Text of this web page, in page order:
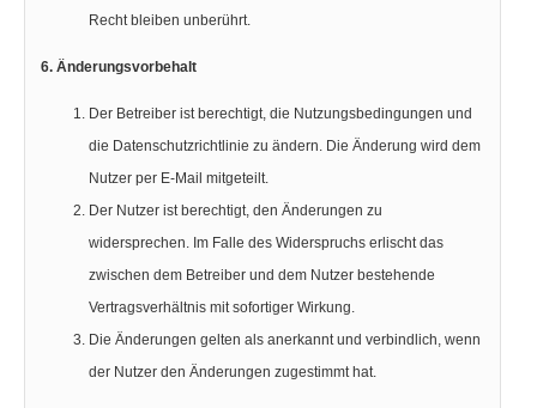
Recht bleiben unberührt.
6. Änderungsvorbehalt
Der Betreiber ist berechtigt, die Nutzungsbedingungen und
die Datenschutzrichtlinie zu ändern. Die Änderung wird dem
Nutzer per E-Mail mitgeteilt.
Der Nutzer ist berechtigt, den Änderungen zu
widersprechen. Im Falle des Widerspruchs erlischt das
zwischen dem Betreiber und dem Nutzer bestehende
Vertragsverhältnis mit sofortiger Wirkung.
Die Änderungen gelten als anerkannt und verbindlich, wenn
der Nutzer den Änderungen zugestimmt hat.